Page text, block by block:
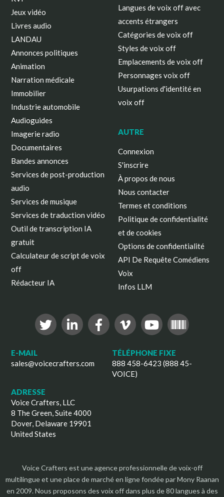
Jeux vidéo
Livres audio
LANDAU
Annonces politiques
Animation
Narration médicale
Immobilier
Industrie automobile
Audioguides
Imagerie radio
Documentaires
Bandes annonces
Services de post-production
audio
Services de musique
Services de traduction vidéo
Outil de transcription IA
gratuit
Calculateur de script de voix
off
Rédacteur IA
Langues de voix off avec
accents étrangers
Catégories de voix off
Styles de voix off
Emplacements de voix off
Personnages voix off
Usurpations d'identité en
voix off
AUTRE
Connexion
S'inscrire
À propos de nous
Nous contacter
Termes et conditions
Politique de confidentialité
et de cookies
Options de confidentialité
API De Requête Comédiens
Voix
Infos LLM
E-MAIL
sales@voicecrafters.com
TÉLÉPHONE FIXE
888 458-6423 (888 45-
VOICE)
ADRESSE
Voice Crafters, LLC
8 The Green, Suite 4000
Dover, Delaware 19901
United States
Voice Crafters est une agence professionnelle de voix-off
multilingue et une place de marché en ligne fondée par Mony Raanan
en 2009. Nous proposons des voix off dans plus de 80 langues à des